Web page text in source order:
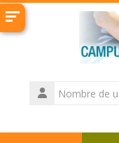
Salta al contenido principal
Nombre
de